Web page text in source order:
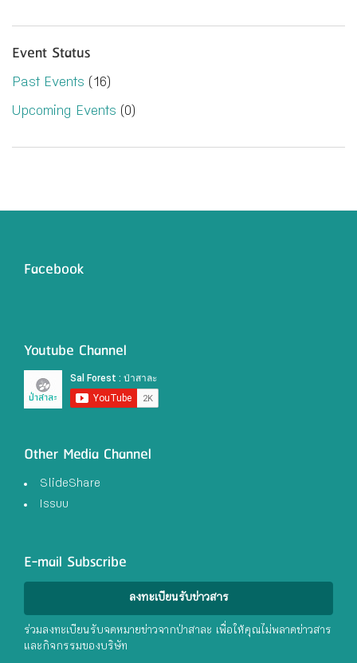
Event Status
Past Events (16)
Upcoming Events (0)
Facebook
Youtube Channel
Other Media Channel
SlideShare
Issuu
E-mail Subscribe
ลงทะเบียนรับข่าวสาร
ร่วมลงทะเบียนรับจดหมายข่าวจากป่าสาละ เพื่อให้คุณไม่พลาดข่าวสาร
และกิจกรรมของบริษัท